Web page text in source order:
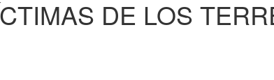
DE LOS